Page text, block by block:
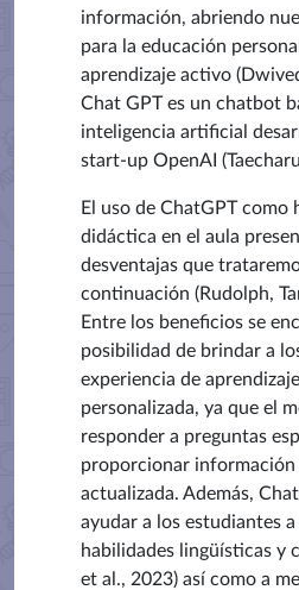
información, abriendo
para la educación
aprendizaje activo
Chat GPT es un chatbot
inteligencia artificial
start-up OpenAI
El uso de ChatGPT como
didáctica en el aula
desventajas que
continuación (Rudolph,
Entre los beneficios se
posibilidad de brindar a
experiencia de
personalizada, ya que el
responder a preguntas
proporcionar información
actualizada. Además,
ayudar a los estudiantes
habilidades lingüísticas y
et al., 2023) así como a